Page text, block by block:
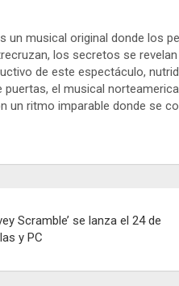
un musical original donde los
los secretos se
de este espectáculo,
puertas, el musical
un ritmo imparable donde se
Scramble’ se lanza el 24 de
y PC